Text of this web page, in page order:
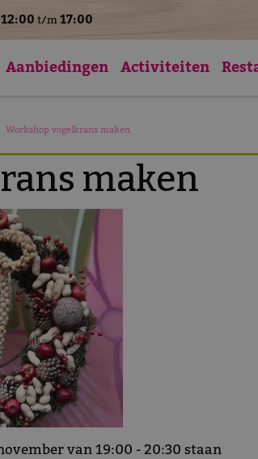
Workshop vogelkrans maken
12:00 t/m17:00
Aanbiedingen Activiteiten
maken
van 19:00 - 20:30 staan